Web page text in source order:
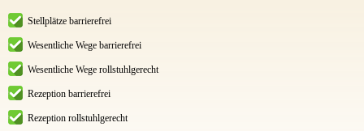
Stellplätze barrierefrei
Wesentliche Wege barrierefrei
Wesentliche Wege rollstuhlgerecht
Rezeption barrierefrei
Rezeption rollstuhlgerecht